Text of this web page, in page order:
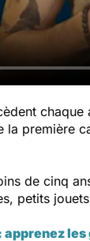
première
de cinq
petits
apprenez